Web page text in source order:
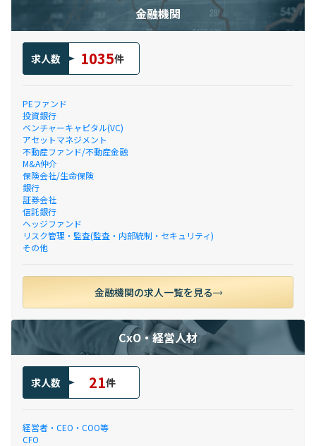
金融機関
求人数 1035件
PEファンド
投資銀行
ベンチャーキャピタル(VC)
アセットマネジメント
不動産ファンド/不動産金融
M&A仲介
保険会社/生命保険
銀行
証券会社
信託銀行
ヘッジファンド
リスク管理・監査(監査・内部統制・セキュリティ)
その他
金融機関の求人一覧を見る
CxO・経営人材
求人数 21件
経営者・CEO・COO等
CFO